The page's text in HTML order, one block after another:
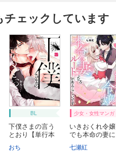
ェックしています
BL
下僕さまの言う
とおり【単行本
おち
少女・女性マンガ
いきおくれ令嬢
でも本命の妻に
七瀬紅